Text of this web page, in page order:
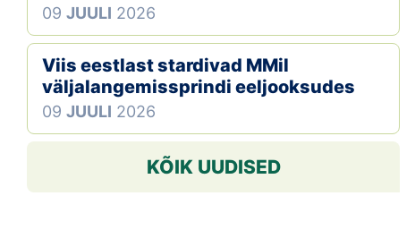
09 JUULI 2026
Viis eestlast stardivad MMil
väljalangemissprindi eeljooksudes
09 JUULI 2026
KÕIK UUDISED